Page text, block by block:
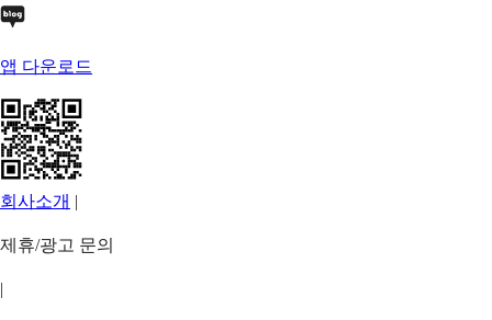
앱 다운로드
회사소개 |
제휴/광고 문의
|